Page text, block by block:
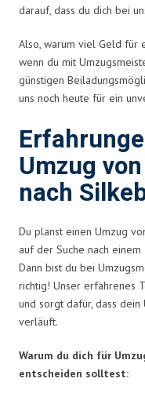
darauf, dass du dich bei
Also, warum viel Geld für
wenn du mit
günstigen
uns noch heute für ein
Umzug
nach
Du planst einen Umzug
auf der Suche nach
Dann bist du bei
richtig! Unser erfahrenes
und sorgt dafür, dass
verläuft.
Warum du dich für
entscheiden solltest: